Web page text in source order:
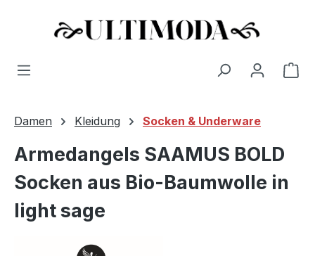
Zum Hauptinhalt springen
Damen Kleidung Socken & Underware
Armedangels SAAMUS BOLD
Socken aus Bio-Baumwolle in
light sage